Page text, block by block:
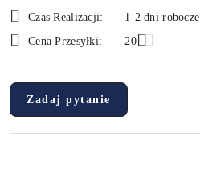
i
dostawa
Czas Realizacji:
1-2 dni robocze
Cena Przesyłki:
20
Zadaj pytanie